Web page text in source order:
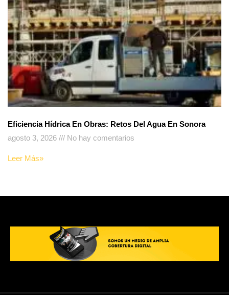
Eficiencia Hídrica En Obras: Retos Del Agua En Sonora
agosto 3, 2026
No hay comentarios
Leer Más»